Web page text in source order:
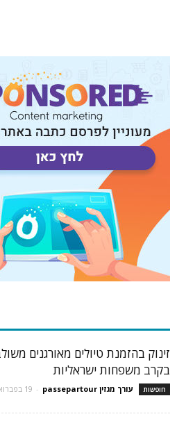
זינוק בהזמנת טיולים מאורגנים
בקרב משפחות ישראליות
חופשות עורך מגזין passepartour - 19 בפברואר 2025